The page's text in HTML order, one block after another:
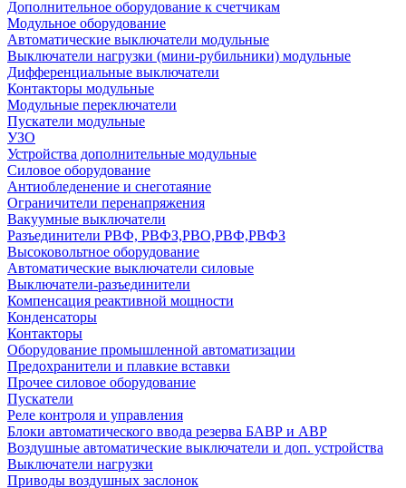
Дополнительное оборудование к счетчикам
Модульное оборудование
Автоматические выключатели модульные
Выключатели нагрузки (мини-рубильники) модульные
Дифференциальные выключатели
Контакторы модульные
Модульные переключатели
Пускатели модульные
УЗО
Устройства дополнительные модульные
Силовое оборудование
Антиобледенение и снеготаяние
Ограничители перенапряжения
Вакуумные выключатели
Разъединители РВФ, РВФЗ,РВО,РВФ,РВФЗ
Высоковольтное оборудование
Автоматические выключатели cиловые
Выключатели-разъединители
Компенсация реактивной мощности
Конденсаторы
Контакторы
Оборудование промышленной автоматизации
Предохранители и плавкие вставки
Прочее силовое оборудование
Пускатели
Реле контроля и управления
Блоки автоматического ввода резерва БАВР и АВР
Воздушные автоматические выключатели и доп. устройства
Выключатели нагрузки
Приводы воздушных заслонок